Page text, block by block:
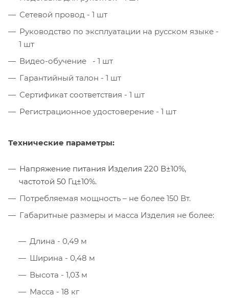
Сетевой провод - 1 шт
Руководство по эксплуатации на русском языке -
1 шт
Видео-обучение - 1 шт
Гарантийный талон - 1 шт
Сертификат соответствия - 1 шт
Регистрационное удостоверение - 1 шт
Технические параметры:
Напряжение питания Изделия 220 В±10%,
частотой 50 Гц±10%.
Потребляемая мощность – не более 150 Вт.
Габаритные размеры и масса Изделия не более:
Длина - 0,49 м
Ширина - 0,48 м
Высота - 1,03 м
Масса - 18 кг